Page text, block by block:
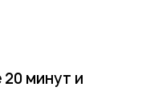
минут и